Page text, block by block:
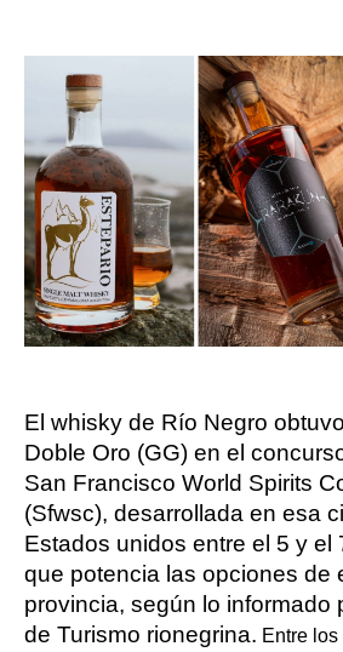
El whisky de Río Negro
Doble Oro (GG) en el
San Francisco World Spirits
(Sfwsc), desarrollada en esa
Estados unidos entre el 5 y el
que potencia las opciones de
provincia, según lo informado
de Turismo rionegrina. Entre